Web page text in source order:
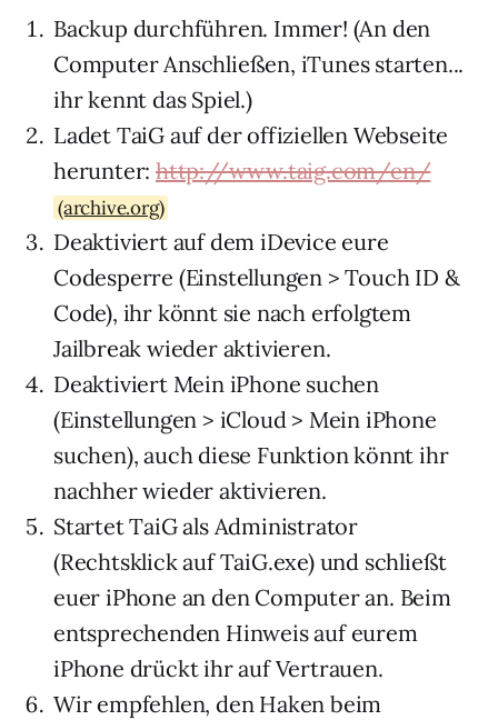
Backup durchführen. Immer! (An den
Computer Anschließen, iTunes starten...
ihr kennt das Spiel.)
Ladet TaiG auf der offiziellen Webseite
herunter:http://www.taig.com/en/
(archive.org)
Deaktiviert auf dem iDevice eure
Codesperre (Einstellungen > Touch ID &
Code), ihr könnt sie nach erfolgtem
Jailbreak wieder aktivieren.
Deaktiviert Mein iPhone suchen
(Einstellungen > iCloud > Mein iPhone
suchen), auch diese Funktion könnt ihr
nachher wieder aktivieren.
Startet TaiG als Administrator
(Rechtsklick auf TaiG.exe) und schließt
euer iPhone an den Computer an. Beim
entsprechenden Hinweis auf eurem
iPhone drückt ihr auf Vertrauen.
Wir empfehlen, den Haken beim